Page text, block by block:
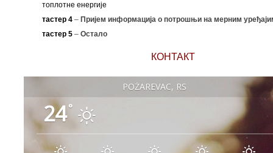
топлотне енергије
тастер 4 – Пријем информација о потрошњи на мерним
тастер 5 – Остало
КОНТАКТ
POŽAREVAC, RS
24°